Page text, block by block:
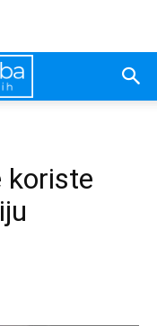
koriste